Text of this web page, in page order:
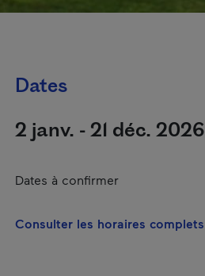
Dates
2 janv. - 21 déc. 2026
Dates à confirmer
Consulter les horaires complets